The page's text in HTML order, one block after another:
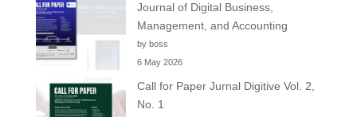
Journal of Digital Business,
Management, and Accounting
by boss
6 May 2026
Call for Paper Jurnal Digitive Vol. 2,
No. 1